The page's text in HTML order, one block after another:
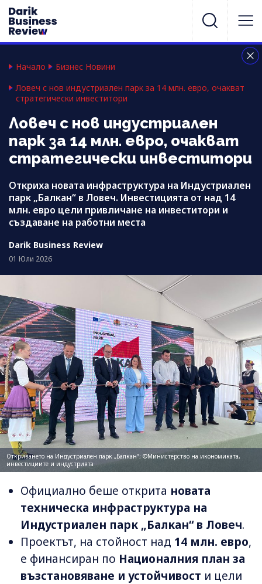
Начало
Бизнес Новини
Ловеч с нов индустриален парк за 14 млн. евро, очакват
стратегически инвеститори
Ловеч с нов индустриален
парк за 14 млн. евро, очакват
стратегически инвеститори
Откриха новата инфраструктура на Индустриален
парк „Балкан“ в Ловеч. Инвестицията от над 14
млн. евро цели привличане на инвеститори и
създаване на работни места
Darik Business Review
01 Юли 2026
Откриването на Индустриален парк „Балкан“; ©Министерство на икономиката,
инвестициите и индустрията
Официално беше открита новата
техническа инфраструктура на
Индустриален парк „Балкан“ в Ловеч.
Проектът, на стойност над 14 млн. евро,
е финансиран по Националния план за
възстановяване и устойчивост и цели